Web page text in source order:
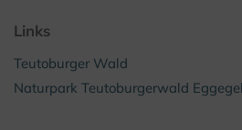
Links
Teutoburger Wald
Naturpark Teutoburgerwald